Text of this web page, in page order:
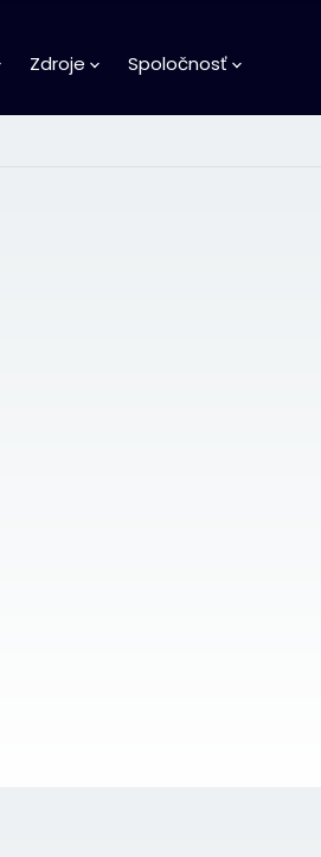
Zdroje Spoločnosť